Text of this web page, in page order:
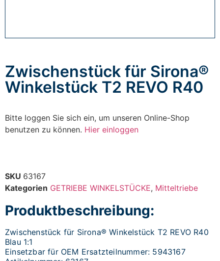
Zwischenstück für Sirona®
Winkelstück T2 REVO R40
Bitte loggen Sie sich ein, um unseren Online-Shop
benutzen zu können. Hier einloggen
SKU 63167
Kategorien GETRIEBE WINKELSTÜCKE, Mitteltriebe
Produktbeschreibung:
Zwischenstück für Sirona® Winkelstück T2 REVO R40
Blau 1:1
Einsetzbar für OEM Ersatzteilnummer: 5943167